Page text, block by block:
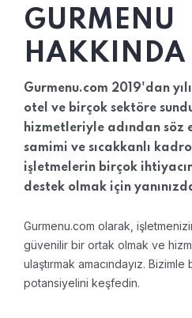
GURMENU
HAKKINDA
Gurmenu.com 2019'dan
otel ve birçok sektöre
hizmetleriyle adından söz
samimi ve sıcakkanlı
işletmelerin birçok
destek olmak için
Gurmenu.com olarak,
güvenilir bir ortak olmak ve
ulaştırmak amacındayız.
potansiyelini keşfedin.